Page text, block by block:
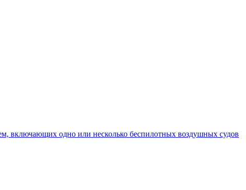
включающих одно или несколько беспилотных воздушных судов